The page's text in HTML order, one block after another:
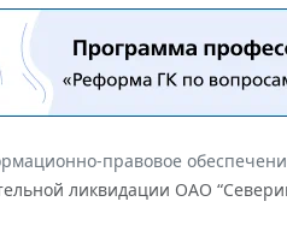
правовое
ликвидации ОАО